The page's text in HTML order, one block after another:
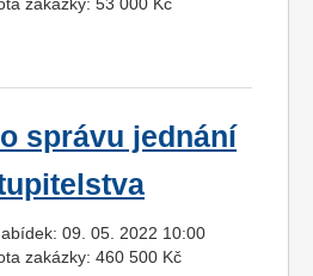
správu jednání
09. 05. 2022 10:00
zakázky: 460 500 Kč